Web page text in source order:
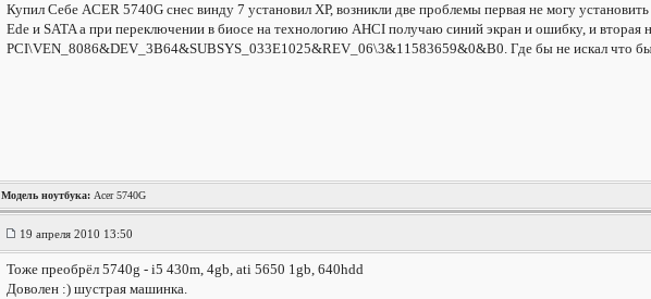
Купил Себе ACER 5740G снес винду 7 установил ХР, возникли две проблемы первая не могу
Ede и SATA а при переключении в биосе на технологию AHCI получаю синий экран и ошибку, и
PCI\VEN_8086&DEV_3B64&SUBSYS_033E1025&REV_06\3&11583659&0&B0. Где бы не искал что
Модель ноутбука:Acer 5740G
19 апреля 2010 13:50
Тоже преобрёл 5740g - i5 430m, 4gb, ati 5650 1gb, 640hdd
Доволен :) шустрая машинка.